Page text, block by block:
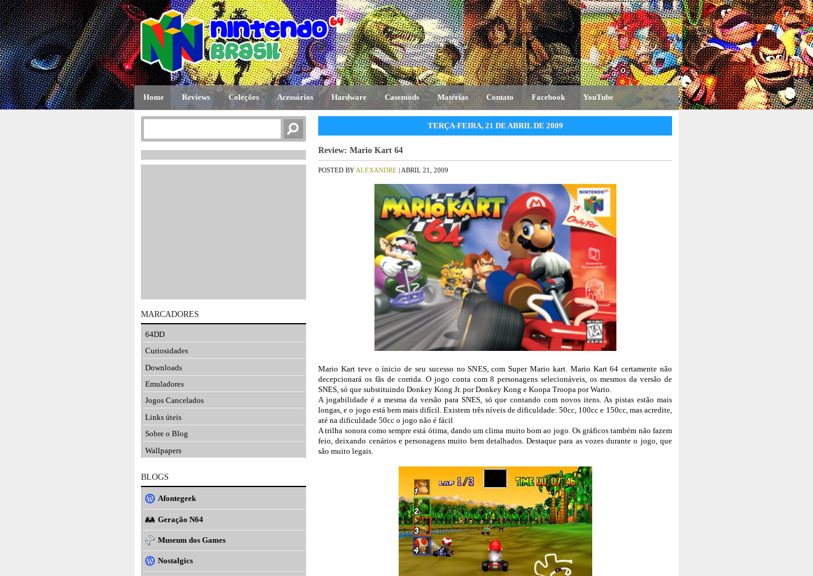
Home Reviews Coleções Acessórios Hardware Casemods Matérias Contato Facebook YouTube
TERÇA-FEIRA, 21 DE ABRIL DE 2009
Review: Mario Kart 64
POSTED BY ALEXANDRE | ABRIL 21, 2009
Mario Kart teve o ínicio de seu sucesso no SNES, com Super Mario kart. Mario Kart 64 certamente não
decepcionará os fãs de corrida. O jogo conta com 8 personagens selecionáveis, os mesmos da versão de
SNES, só que substituindo Donkey Kong Jr. por Donkey Kong e Koopa Troopa por Wario.
A jogabilidade é a mesma da versão para SNES, só que contando com novos itens. As pistas estão mais
longas, e o jogo está bem mais difícil. Existem três níveis de dificuldade: 50cc, 100cc e 150cc, mas acredite,
até na dificuldade 50cc o jogo não é fácil
A trilha sonora como sempre está ótima, dando um clima muito bom ao jogo. Os gráficos também não fazem
feio, deixando cenários e personagens muito bem detalhados. Destaque para as vozes durante o jogo, que
são muito legais.
MARCADORES
64DD
Curiosidades
Downloads
Emuladores
Jogos Cancelados
Links úteis
Sobre o Blog
Wallpapers
BLOGS
Afontegeek
Geração N64
Museum dos Games
Nostalgics